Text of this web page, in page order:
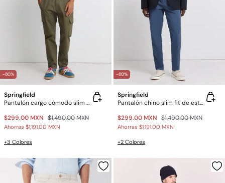
-80%
Springfield
Pantalón cargo cómodo slim fit
$299.00 MXN $1,490.00 MXN
Ahorras $1,191.00 MXN
+3 Colores
-80%
Springfield
Pantalón chino slim fit de estructura comfort
$299.00 MXN $1,490.00 MXN
Ahorras $1,191.00 MXN
+2 Colores